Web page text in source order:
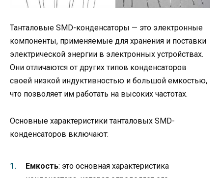
Танталовые SMD-конденсаторы — это электронные
компоненты, применяемые для хранения и поставки
электрической энергии в электронных устройствах.
Они отличаются от других типов конденсаторов
своей низкой индуктивностью и большой емкостью,
что позволяет им работать на высоких частотах.
Основные характеристики танталовых SMD-
конденсаторов включают:
Емкость: это основная характеристика